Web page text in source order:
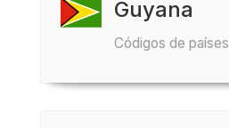
Guyana
Códigos de países